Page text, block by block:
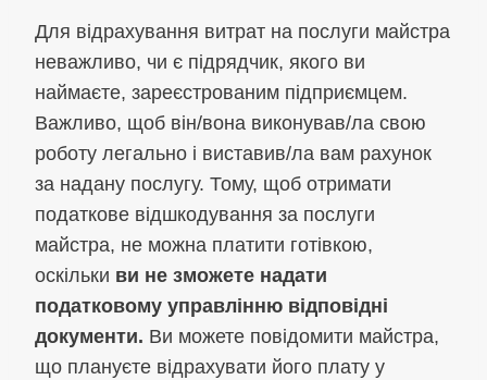
Для відрахування витрат на послуги майстра
неважливо, чи є підрядчик, якого ви
наймаєте, зареєстрованим підприємцем.
Важливо, щоб він/вона виконував/ла свою
роботу легально і виставив/ла вам рахунок
за надану послугу. Тому, щоб отримати
податкове відшкодування за послуги
майстра, не можна платити готівкою,
оскільки ви не зможете надати
податковому управлінню відповідні
документи. Ви можете повідомити майстра,
що плануєте відрахувати його плату у